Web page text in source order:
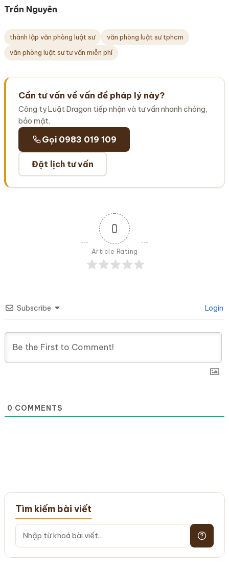
Trần Nguyên
thành lập văn phòng luật sư
văn phòng luật sư tphcm
văn phòng luật sư tư vấn miễn phí
Cần tư vấn về vấn đề pháp lý này?
Công ty Luật Dragon tiếp nhận và tư vấn nhanh chóng,
bảo mật.
Gọi 0983 019 109
Đặt lịch tư vấn
0
Article Rating
Subscribe Login
0 COMMENTS
Tìm kiếm bài viết